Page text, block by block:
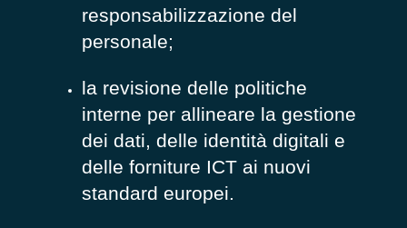
responsabilizzazione del
personale;
la revisione delle politiche
interne per allineare la gestione
dei dati, delle identità digitali e
delle forniture ICT ai nuovi
standard europei.